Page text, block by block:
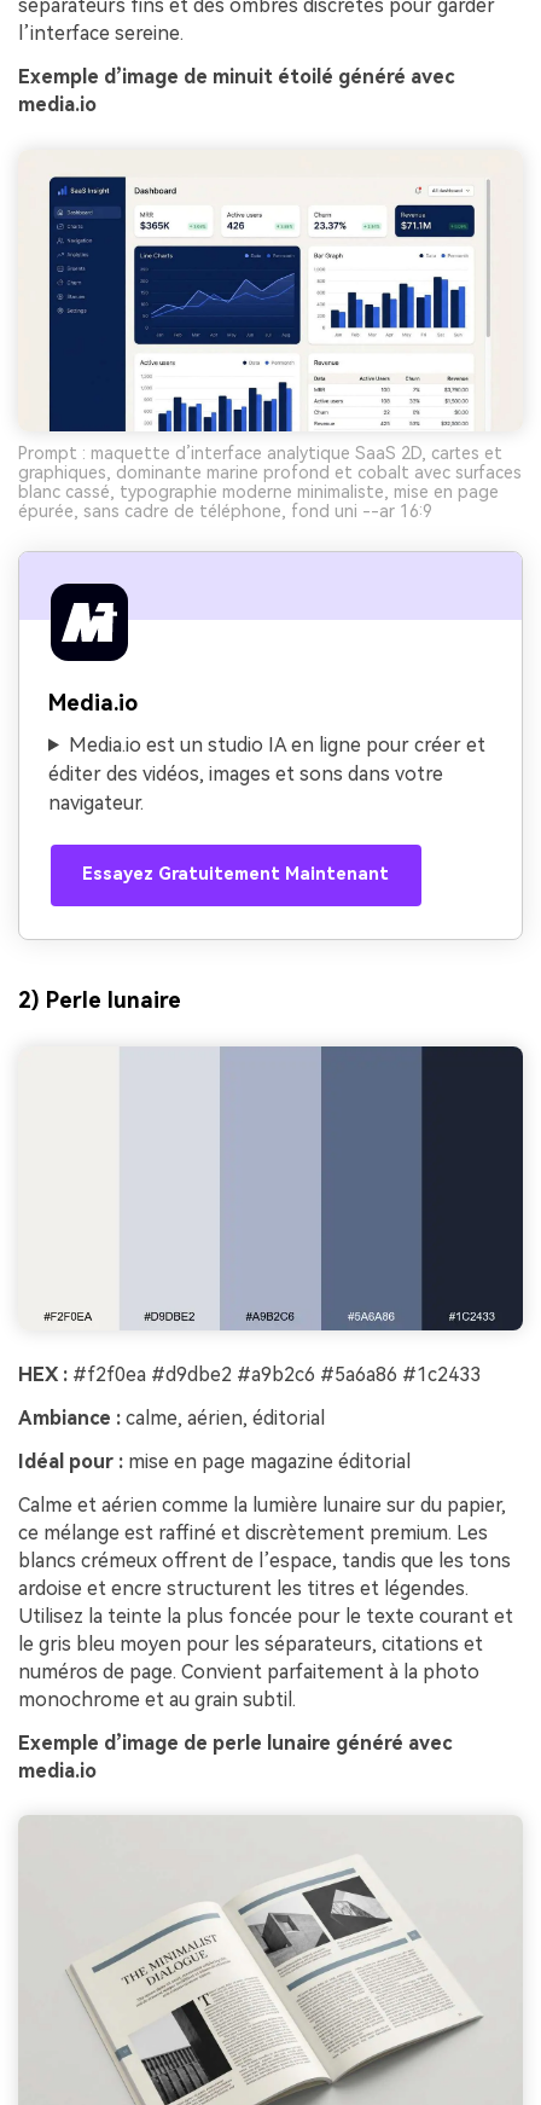
séparateurs fins et des ombres discrètes pour garder
l’interface sereine.
Exemple d’image de minuit étoilé généré avec
media.io
Prompt : maquette d’interface analytique SaaS 2D, cartes et
graphiques, dominante marine profond et cobalt avec surfaces
blanc cassé, typographie moderne minimaliste, mise en page
épurée, sans cadre de téléphone, fond uni --ar 16:9
Media.io
Media.io est un studio IA en ligne pour créer et
éditer des vidéos, images et sons dans votre
navigateur.
Essayez Gratuitement Maintenant
2) Perle lunaire
HEX : #f2f0ea #d9dbe2 #a9b2c6 #5a6a86 #1c2433
Ambiance : calme, aérien, éditorial
Idéal pour : mise en page magazine éditorial
Calme et aérien comme la lumière lunaire sur du papier,
ce mélange est raffiné et discrètement premium. Les
blancs crémeux offrent de l’espace, tandis que les tons
ardoise et encre structurent les titres et légendes.
Utilisez la teinte la plus foncée pour le texte courant et
le gris bleu moyen pour les séparateurs, citations et
numéros de page. Convient parfaitement à la photo
monochrome et au grain subtil.
Exemple d’image de perle lunaire généré avec
media.io